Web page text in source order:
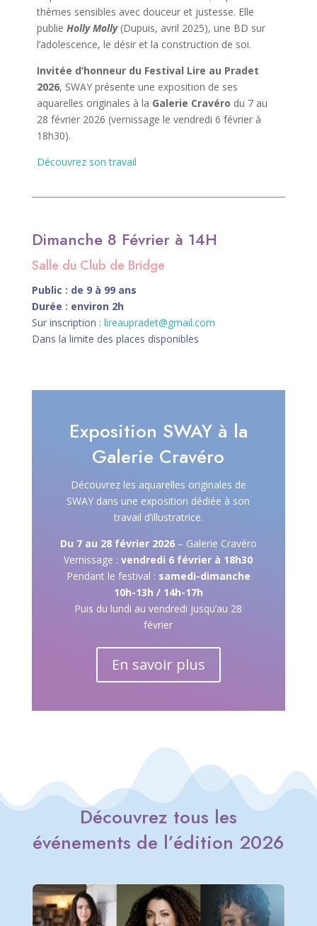
thèmes sensibles avec douceur et justesse. Elle
publie Holly Molly(Dupuis, avril 2025), une BD sur
l’adolescence, le désir et la construction de soi.
Invitée d’honneur du Festival Lire au Pradet
2026, SWAY présente une exposition de ses
aquarelles originales à la Galerie Cravéro du 7 au
28 février 2026 (vernissage le vendredi 6 février à
18h30).
Découvrez son travail
Dimanche 8 Février à 14H
Salle du Club de Bridge
Public : de 9 à 99 ans
Durée : environ 2h
Sur inscription : lireaupradet@gmail.com
Dans la limite des places disponibles
Exposition SWAY à la
Galerie Cravéro
Découvrez les aquarelles originales de
SWAY dans une exposition dédiée à son
travail d’illustratrice.
Du 7 au 28 février 2026– Galerie Cravéro
Vernissage :vendredi 6 février à 18h30
Pendant le festival : samedi-dimanche
10h-13h / 14h-17h
Puis du lundi au vendredi jusqu’au 28
février
En savoir plus
Découvrez tous les
événements de l’édition 2026